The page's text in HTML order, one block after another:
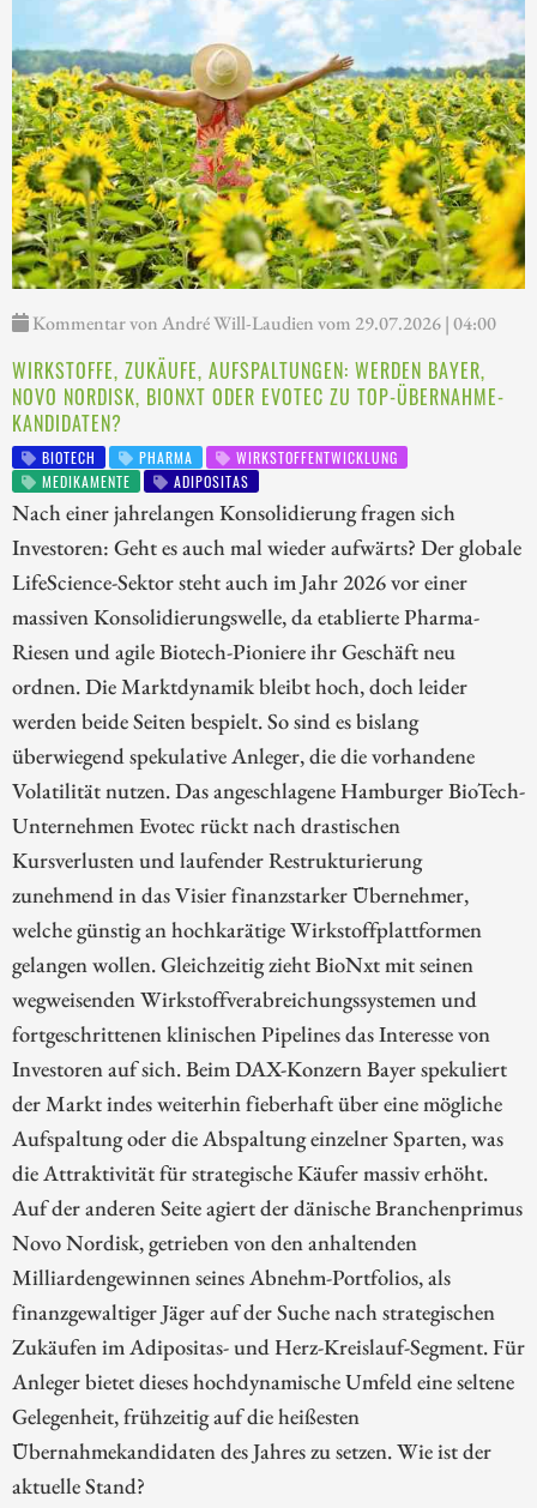
Kommentar von André Will-Laudien vom 29.07.2026 | 04:00
WIRKSTOFFE, ZUKÄUFE, AUFSPALTUNGEN: WERDEN BAYER,
NOVO NORDISK, BIONXT ODER EVOTEC ZU TOP-ÜBERNAHME-
KANDIDATEN?
BIOTECH PHARMA
WIRKSTOFFENTWICKLUNG
MEDIKAMENTE
ADIPOSITAS
Nach einer jahrelangen Konsolidierung fragen sich
Investoren: Geht es auch mal wieder aufwärts? Der globale
LifeScience-Sektor steht auch im Jahr 2026 vor einer
massiven Konsolidierungswelle, da etablierte Pharma-
Riesen und agile Biotech-Pioniere ihr Geschäft neu
ordnen. Die Marktdynamik bleibt hoch, doch leider
werden beide Seiten bespielt. So sind es bislang
überwiegend spekulative Anleger, die die vorhandene
Volatilität nutzen. Das angeschlagene Hamburger BioTech-
Unternehmen Evotec rückt nach drastischen
Kursverlusten und laufender Restrukturierung
zunehmend in das Visier finanzstarker Übernehmer,
welche günstig an hochkarätige Wirkstoffplattformen
gelangen wollen. Gleichzeitig zieht BioNxt mit seinen
wegweisenden Wirkstoffverabreichungssystemen und
fortgeschrittenen klinischen Pipelines das Interesse von
Investoren auf sich. Beim DAX-Konzern Bayer spekuliert
der Markt indes weiterhin fieberhaft über eine mögliche
Aufspaltung oder die Abspaltung einzelner Sparten, was
die Attraktivität für strategische Käufer massiv erhöht.
Auf der anderen Seite agiert der dänische Branchenprimus
Novo Nordisk, getrieben von den anhaltenden
Milliardengewinnen seines Abnehm-Portfolios, als
finanzgewaltiger Jäger auf der Suche nach strategischen
Zukäufen im Adipositas- und Herz-Kreislauf-Segment. Für
Anleger bietet dieses hochdynamische Umfeld eine seltene
Gelegenheit, frühzeitig auf die heißesten
Übernahmekandidaten des Jahres zu setzen. Wie ist der
aktuelle Stand?